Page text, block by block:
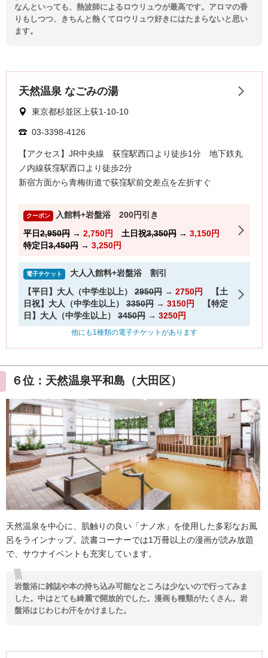
なんといっても、熱波師によるロウリュウが最高です。アロマの香
りもしつつ、きちんと熱くてロウリュウ好きにはたまらないと思い
ます。
６位：天然温泉平和島（大田区）
天然温泉を中心に、肌触りの良い「ナノ水」を使用した多彩なお風
呂をラインナップ。読書コーナーでは1万冊以上の漫画が読み放題
で、サウナイベントも充実しています。
岩盤浴に雑誌や本の持ち込み可能なところは少ないので行ってみま
した。中はとても綺麗で開放的でした。漫画も種類がたくさん。岩
盤浴はじわじわ汗をかけました。